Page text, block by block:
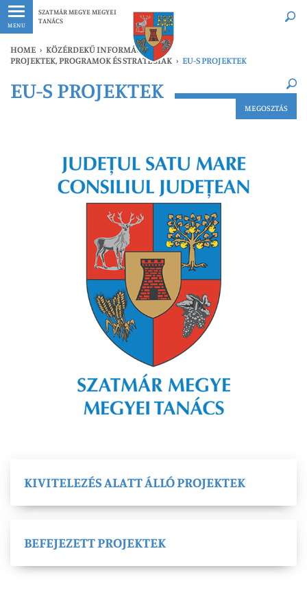
MENU
SZATMÁR MEGYE MEGYEI
TANÁCS
Legfrissebb Bármikor
HOME › KÖZÉRDEKŰ INFORMÁCIÓK ›
PROJEKTEK, PROGRAMOK ÉS STRATÉGIÁK › EU-S PROJEKTEK
Legfrissebb Bármikor ×
EU-S PROJEKTEK
MEGOSZTÁS
KIVITELEZÉS ALATT ÁLLÓ PROJEKTEK
BEFEJEZETT PROJEKTEK